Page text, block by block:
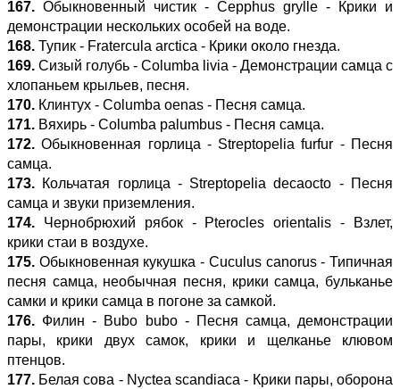
167. Обыкновенный чистик - Cepphus grylle - Крики и
демонстрации нескольких особей на воде.
168. Тупик - Fratercula arctica - Крики около гнезда.
169. Сизый голубь - Columba livia - Демонстрации самца с
хлопаньем крыльев, песня.
170. Клинтух - Columba oenas - Песня самца.
171. Вяхирь - Columba palumbus - Песня самца.
172. Обыкновенная горлица - Streptopelia furfur - Песня
самца.
173. Кольчатая горлица - Streptopelia decaocto - Песня
самца и звуки приземления.
174. Чернобрюхий рябок - Pterocles orientalis - Взлет,
крики стаи в воздухе.
175. Обыкновенная кукушка - Cuculus canorus - Типичная
песня самца, необычная песня, крики самца, бульканье
самки и крики самца в погоне за самкой.
176. Филин - Bubo bubo - Песня самца, демонстрации
пары, крики двух самок, крики и щелканье клювом
птенцов.
177. Белая сова - Nyctea scandiaca - Крики пары, оборона